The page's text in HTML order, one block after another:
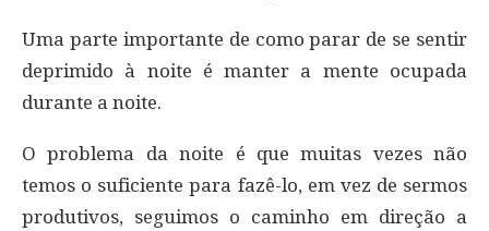
Uma parte importante de como parar de se sentir
deprimido à noite é manter a mente ocupada
durante a noite.
O problema da noite é que muitas vezes não
temos o suficiente para fazê-lo, em vez de sermos
produtivos, seguimos o caminho em direção a